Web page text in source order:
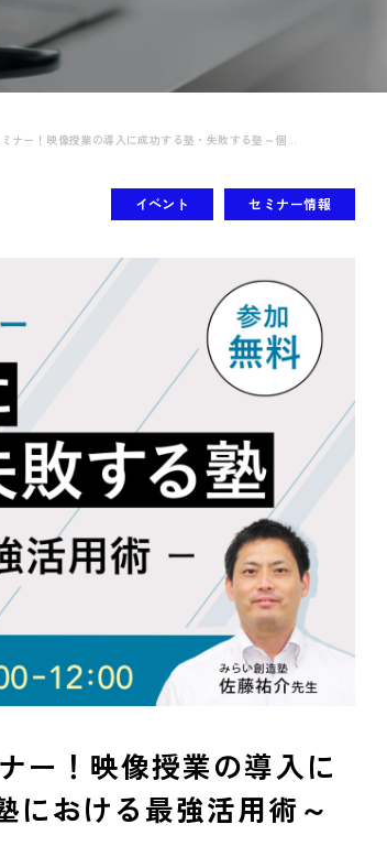
ナー！映像授業の導入に成功する塾・失敗する塾～個...
イベント セミナー情報
ー！映像授業の導入に
における最強活用術～